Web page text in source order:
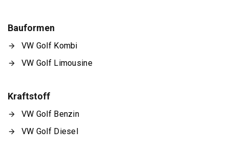
Bauformen
VW Golf Kombi
VW Golf Limousine
Kraftstoff
VW Golf Benzin
VW Golf Diesel